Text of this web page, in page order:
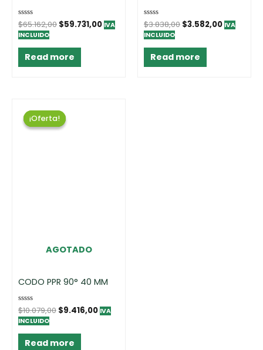
Rated
0
out
$65.162,00 $59.731,00 IVA
INCLUIDO
Read more
Rated
0
out
$3.838,00 $3.582,00 IVA
INCLUIDO
Read more
¡Oferta!
AGOTADO
¡Oferta!
CODO PPR 90° 40 MM
Rated
0
out
$10.079,00 $9.416,00 IVA
INCLUIDO
Read more